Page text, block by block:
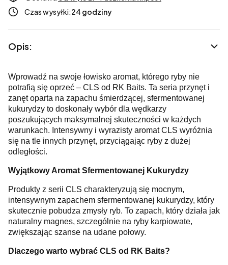
Czas wysyłki:24 godziny
Opis:
Wprowadź na swoje łowisko aromat, którego ryby nie
potrafią się oprzeć – CLS od RK Baits. Ta seria przynęt i
zanęt oparta na zapachu śmierdzącej, sfermentowanej
kukurydzy to doskonały wybór dla wędkarzy
poszukujących maksymalnej skuteczności w każdych
warunkach. Intensywny i wyrazisty aromat CLS wyróżnia
się na tle innych przynęt, przyciągając ryby z dużej
odległości.
Wyjątkowy Aromat Sfermentowanej Kukurydzy
Produkty z serii CLS charakteryzują się mocnym,
intensywnym zapachem sfermentowanej kukurydzy, który
skutecznie pobudza zmysły ryb. To zapach, który działa jak
naturalny magnes, szczególnie na ryby karpiowate,
zwiększając szanse na udane połowy.
Dlaczego warto wybrać CLS od RK Baits?